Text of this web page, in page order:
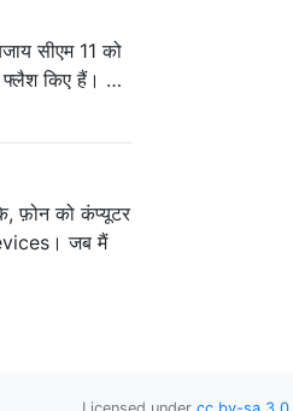
सीएम 11 को
फ्लैश किए हैं। …
फ़ोन को कंप्यूटर
जब मैं